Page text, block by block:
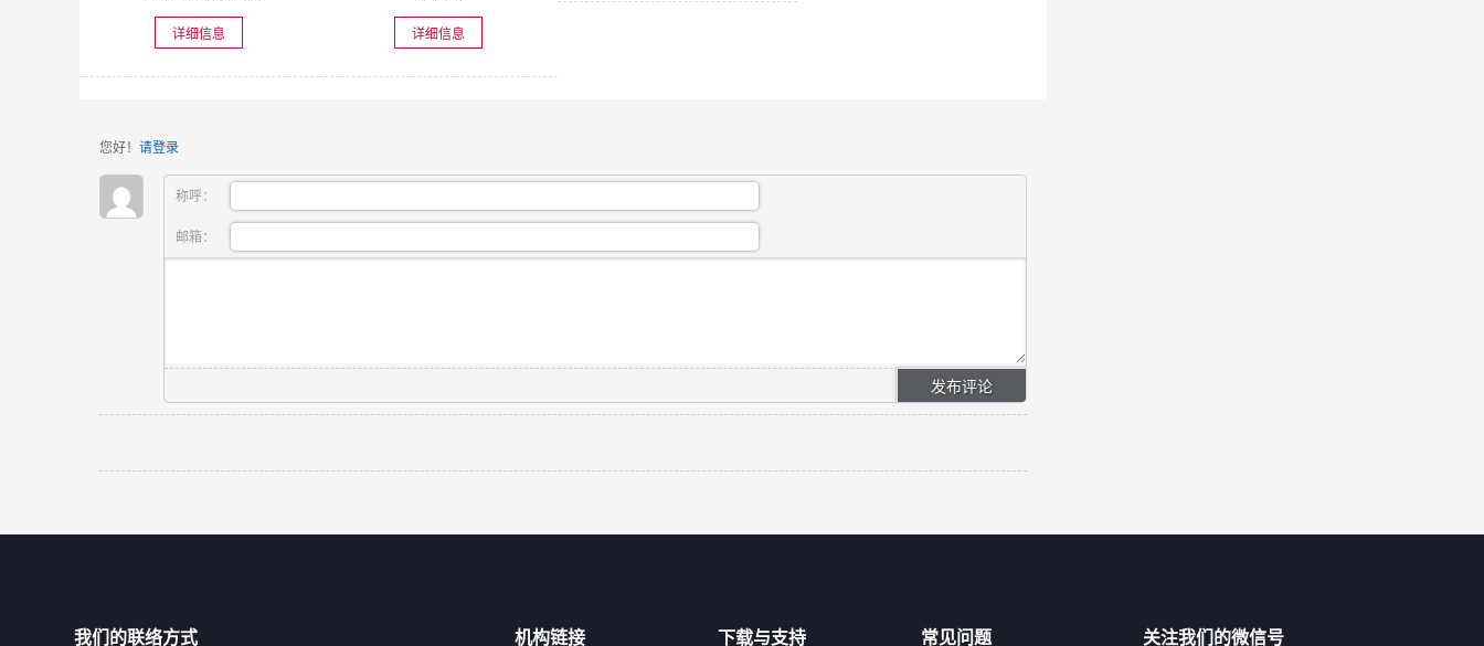
详细信息 详细信息
您好！ 请登录
称呼：
邮箱：
我们的联络方式 机构链接 下载与支持 常见问题 关注我们的微信号